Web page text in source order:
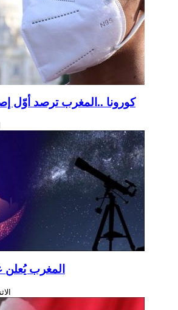
كورونا ..المغرب ترصد أوّل
المغرب
الاثنين، 12